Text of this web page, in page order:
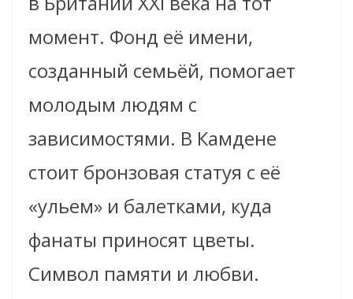
момент. Фонд её имени,
созданный семьёй, помогает
молодым людям с
зависимостями. В Камдене
стоит бронзовая статуя с её
«ульем» и балетками, куда
фанаты приносят цветы.
Символ памяти и любви.